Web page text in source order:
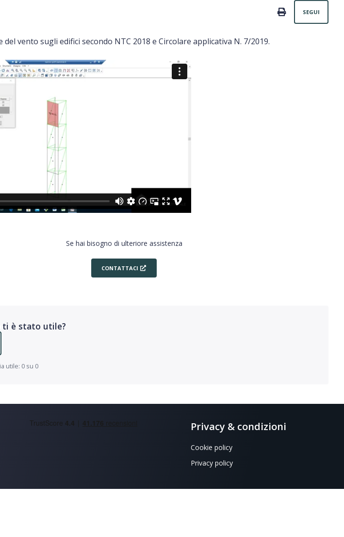
PRINT
SEGUI
del vento sugli edifici secondo NTC 2018 e Circolare applicativa N. 7/2019.
Se hai bisogno di ulteriore assistenza
CONTATTACI
è stato utile?
utile: 0 su 0
Privacy & condizioni
Cookie policy
Privacy policy